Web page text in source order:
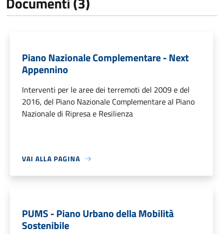
Piano Nazionale Complementare - Next
Appennino
Interventi per le aree dei terremoti del 2009 e del
2016, del Piano Nazionale Complementare al Piano
Nazionale di Ripresa e Resilienza
VAI ALLA PAGINA
PUMS - Piano Urbano della Mobilità
Sostenibile